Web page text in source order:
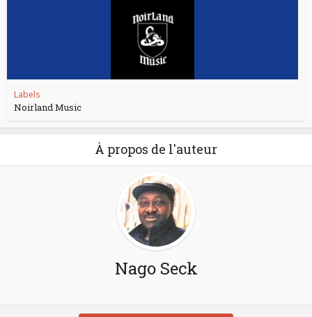
Labels
Noirland Music
À propos de l'auteur
Nago Seck